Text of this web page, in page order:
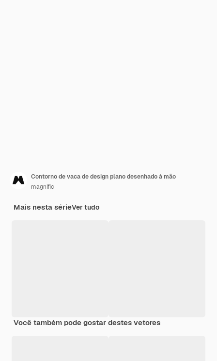
Contorno de vaca de design plano desenhado à mão
magnific
Mais nesta sérieVer tudo
Você também pode gostar destes vetores